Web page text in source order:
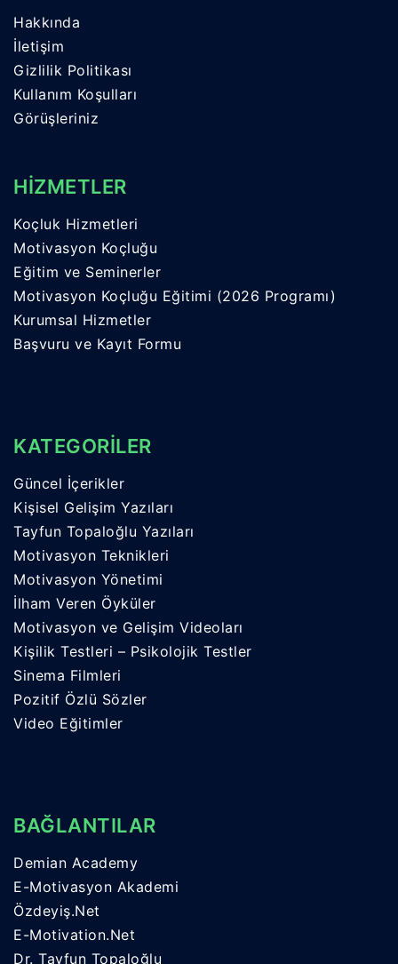
Hakkında
İletişim
Gizlilik Politikası
Kullanım Koşulları
Görüşleriniz
HİZMETLER
Koçluk Hizmetleri
Motivasyon Koçluğu
Eğitim ve Seminerler
Motivasyon Koçluğu Eğitimi (2026 Programı)
Kurumsal Hizmetler
Başvuru ve Kayıt Formu
KATEGORİLER
Güncel İçerikler
Kişisel Gelişim Yazıları
Tayfun Topaloğlu Yazıları
Motivasyon Teknikleri
Motivasyon Yönetimi
İlham Veren Öyküler
Motivasyon ve Gelişim Videoları
Kişilik Testleri – Psikolojik Testler
Sinema Filmleri
Pozitif Özlü Sözler
Video Eğitimler
BAĞLANTILAR
Demian Academy
E-Motivasyon Akademi
Özdeyiş.Net
E-Motivation.Net
Dr. Tayfun Topaloğlu